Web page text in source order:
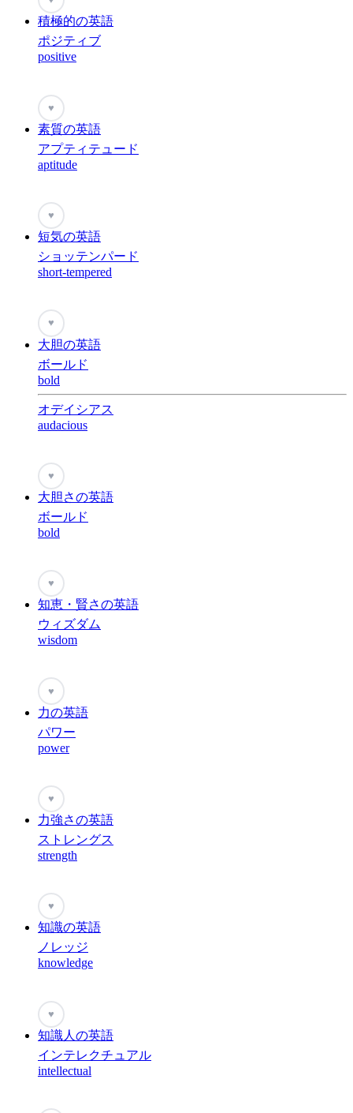
積極的の英語
ポジティブ
positive
♥
素質の英語
アプティテュード
aptitude
♥
短気の英語
ショッテンパード
short-tempered
♥
大胆の英語
ボールド
bold
オデイシアス
audacious
♥
大胆さの英語
ボールド
bold
♥
知恵・賢さの英語
ウィズダム
wisdom
♥
力の英語
パワー
power
♥
力強さの英語
ストレングス
strength
♥
知識の英語
ノレッジ
knowledge
♥
知識人の英語
インテレクチュアル
intellectual